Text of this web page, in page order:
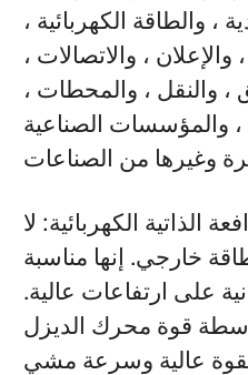
، والطاقة الكهربائية ،
، والاتصالات ،
، والنقل ، والمحطات ،
والمؤسسات الصناعية
الذاتية الكهربائية: لا
خارجي. إنها مناسبة
على ارتفاعات عالية.
قوة محرك الديزل
بقوة عالية وسرعة مشي